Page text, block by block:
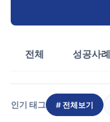
전체 성공사례
인기 태그 # 전체보기